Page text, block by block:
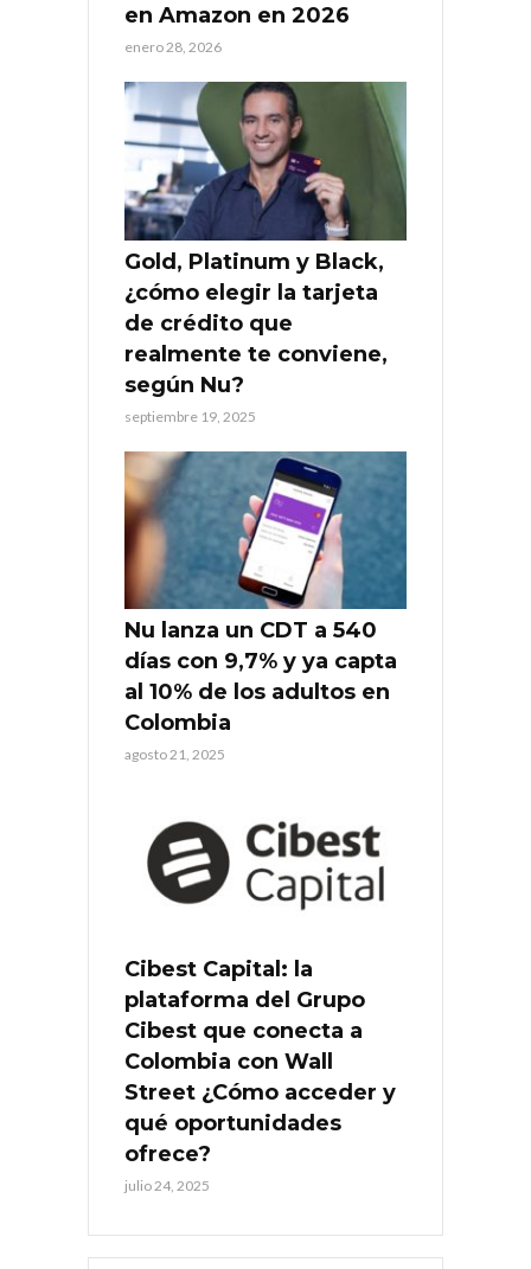
en Amazon en 2026
enero 28, 2026
Gold, Platinum y Black,
¿cómo elegir la tarjeta
de crédito que
realmente te conviene,
según Nu?
septiembre 19, 2025
Nu lanza un CDT a 540
días con 9,7% y ya capta
al 10% de los adultos en
Colombia
agosto 21, 2025
Cibest Capital: la
plataforma del Grupo
Cibest que conecta a
Colombia con Wall
Street ¿Cómo acceder y
qué oportunidades
ofrece?
julio 24, 2025